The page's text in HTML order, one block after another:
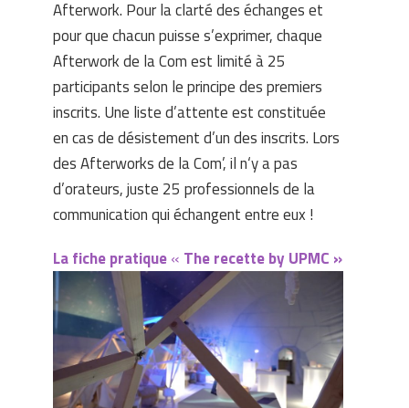
Afterwork. Pour la clarté des échanges et
pour que chacun puisse s’exprimer, chaque
Afterwork de la Com est limité à 25
participants selon le principe des premiers
inscrits. Une liste d’attente est constituée
en cas de désistement d’un des inscrits. Lors
des Afterworks de la Com’, il n‘y a pas
d’orateurs, juste 25 professionnels de la
communication qui échangent entre eux !
La fiche pratique« The recette by UPMC »